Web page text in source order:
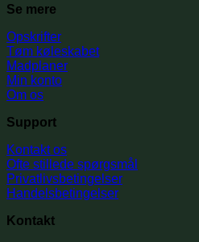
Se mere
Opskrifter
Tøm køleskabet
Madplaner
Min konto
Om os
Support
Kontakt os
Ofte stillede spørgsmål
Privatlivsbetingelser
Handelsbetingelser
Kontakt